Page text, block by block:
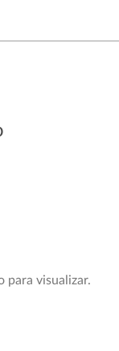
para visualizar.